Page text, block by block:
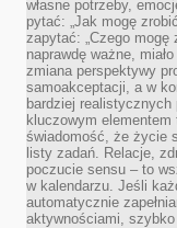
własne potrzeby,
pytać: „Jak mogę
zapytać: „Czego
naprawdę ważne,
zmiana perspektywy
samoakceptacji, a w
bardziej realistycznych
kluczowym
świadomość, że życie
listy zadań. Relacje,
poczucie sensu – to
w kalendarzu. Jeśli
automatycznie
aktywnościami,